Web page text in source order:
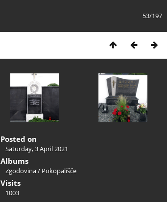
53/197
Posted on
Saturday, 3 April 2021
Albums
Zgodovina/ Pokopališče
Visits
1003